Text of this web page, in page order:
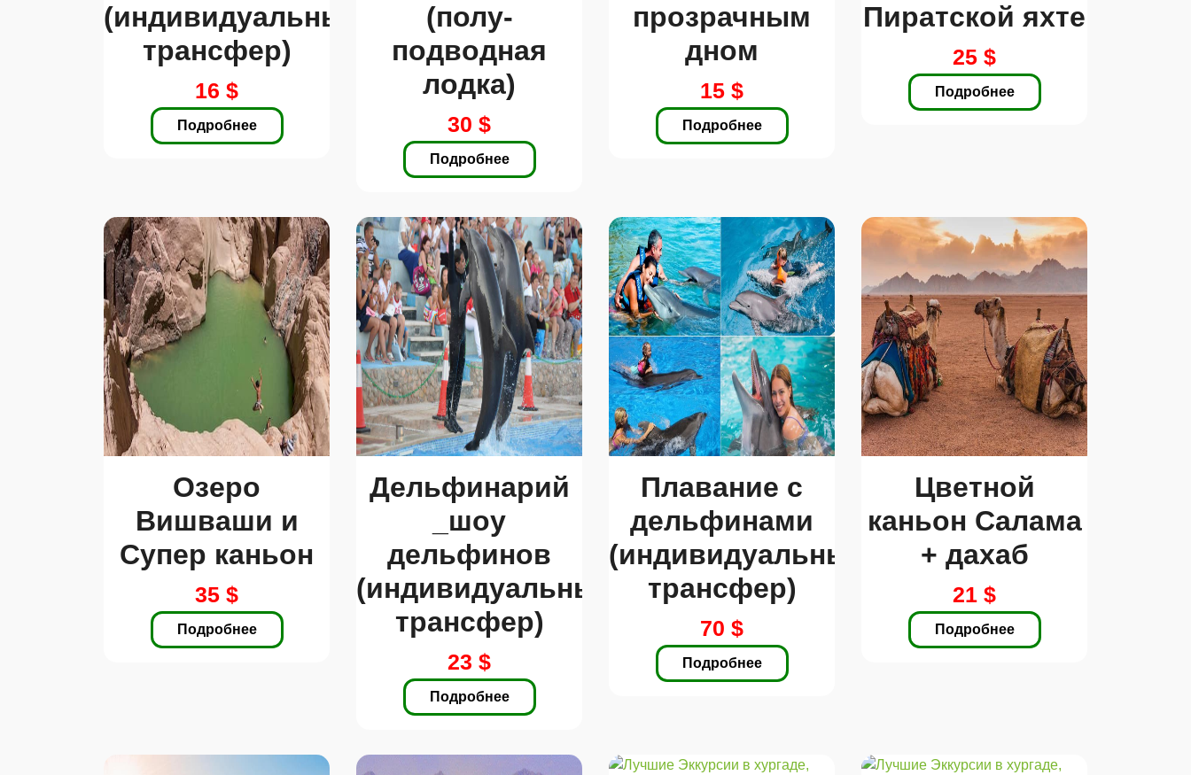
(индивидуальный
трансфер)
16 $
Подробнее
(полу-
подводная
лодка)
30 $
Подробнее
прозрачным
дном
15 $
Подробнее
Пиратской яхте
25 $
Подробнее
Озеро
Вишваши и
Супер каньон
35 $
Подробнее
Дельфинарий
_шоу
дельфинов
(индивидуальный
трансфер)
23 $
Подробнее
Плавание с
дельфинами
(индивидуальный
трансфер)
70 $
Подробнее
Цветной
каньон Салама
+ дахаб
21 $
Подробнее